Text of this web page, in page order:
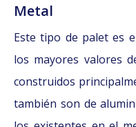
Metal
Este tipo de palet es
los mayores valores
construidos
también son de